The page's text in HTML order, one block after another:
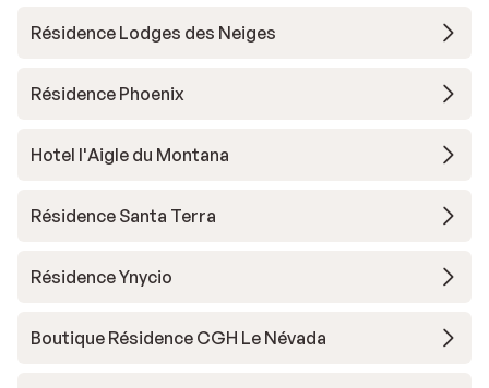
Résidence Lodges des Neiges
Résidence Phoenix
Hotel l'Aigle du Montana
Résidence Santa Terra
Résidence Ynycio
Boutique Résidence CGH Le Névada